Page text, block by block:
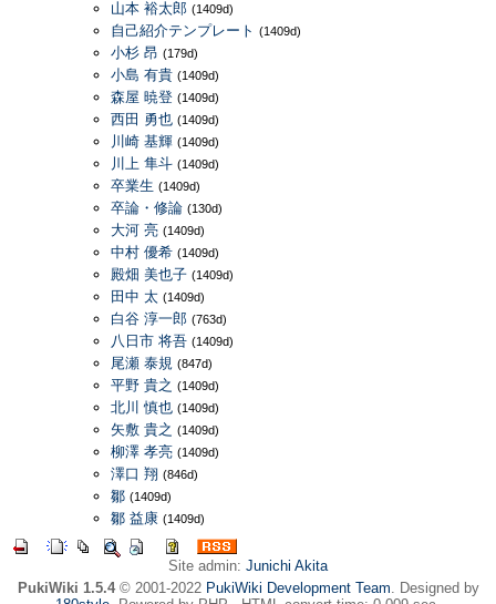
山本 裕太郎 (1409d)
自己紹介テンプレート (1409d)
小杉 昂 (179d)
小島 有貴 (1409d)
森屋 暁登 (1409d)
西田 勇也 (1409d)
川崎 基輝 (1409d)
川上 隼斗 (1409d)
卒業生 (1409d)
卒論・修論 (130d)
大河 亮 (1409d)
中村 優希 (1409d)
殿畑 美也子 (1409d)
田中 太 (1409d)
白谷 淳一郎 (763d)
八日市 将吾 (1409d)
尾瀬 泰規 (847d)
平野 貴之 (1409d)
北川 慎也 (1409d)
矢敷 貴之 (1409d)
柳澤 孝亮 (1409d)
澤口 翔 (846d)
鄒 (1409d)
鄒 益康 (1409d)
Site admin: Junichi Akita
PukiWiki 1.5.4© 2001-2022 PukiWiki Development Team. Designed by